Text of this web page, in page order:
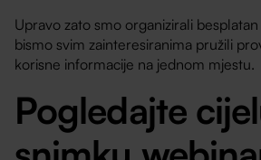
Upravo zato smo organizirali
bismo svim zainteresiranima pružili
korisne informacije na jednom mjestu.
Pogledajte